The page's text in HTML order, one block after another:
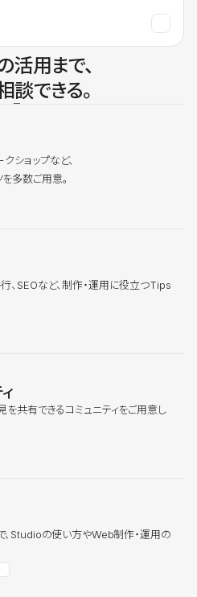
活用まで、
談できる。
ショップなど、
多数ご用意。
、SEOなど、制作・運用に役立つTips
共有できるコミュニティをご用意し
Studioの使い方やWeb制作・運用の